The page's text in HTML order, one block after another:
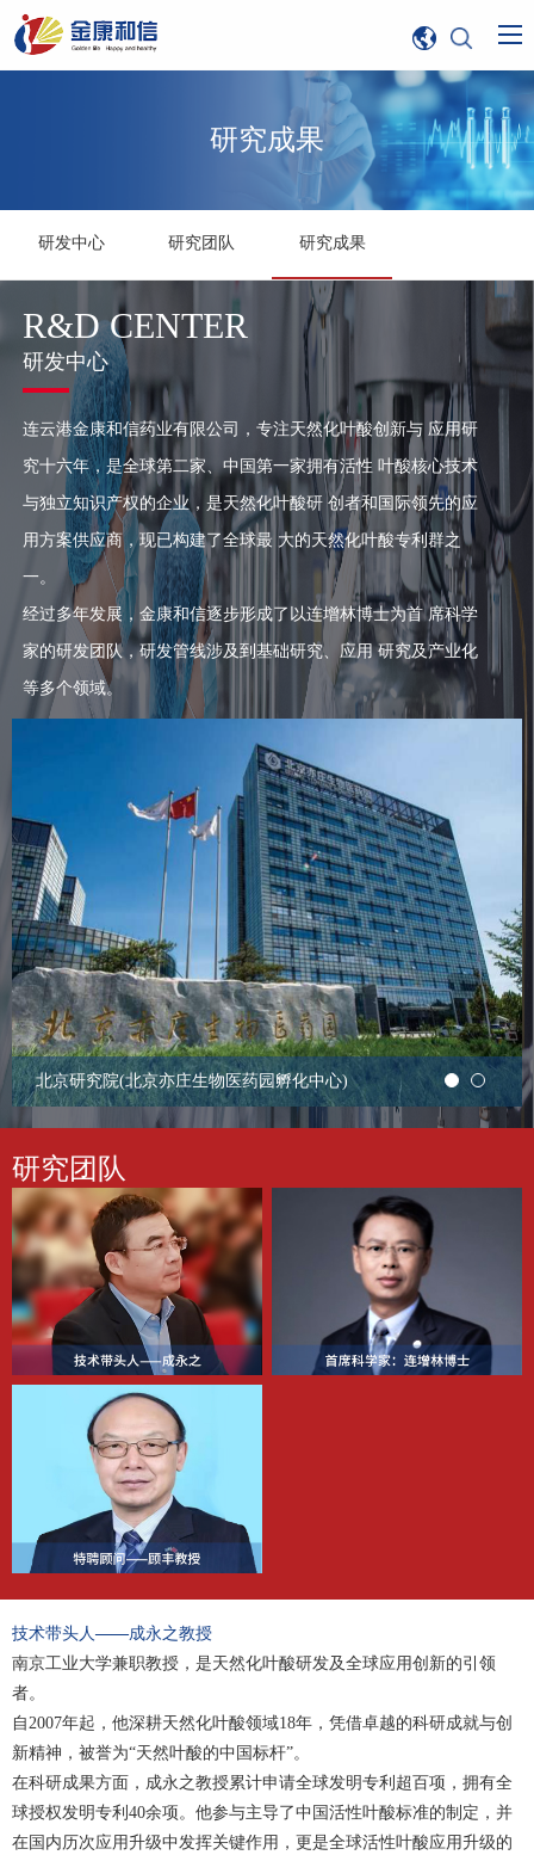
研究成果
研发中心 研究团队 研究成果
R&D CENTER
研发中心
连云港金康和信药业有限公司，专注天然化叶酸创新与 应用研
究十六年，是全球第二家、中国第一家拥有活性 叶酸核心技术
与独立知识产权的企业，是天然化叶酸研 创者和国际领先的应
用方案供应商，现已构建了全球最 大的天然化叶酸专利群之
一。
经过多年发展，金康和信逐步形成了以连增林博士为首 席科学
家的研发团队，研发管线涉及到基础研究、应用 研究及产业化
等多个领域。
北京研究院(北京亦庄生物医药园孵化中心)
研究团队
技术带头人——成永之教授
南京工业大学兼职教授，是天然化叶酸研发及全球应用创新的引领
者。
自2007年起，他深耕天然化叶酸领域18年，凭借卓越的科研成就与创
新精神，被誉为“天然叶酸的中国标杆”。
在科研成果方面，成永之教授累计申请全球发明专利超百项，拥有全
球授权发明专利40余项。他参与主导了中国活性叶酸标准的制定，并
在国内历次应用升级中发挥关键作用，更是全球活性叶酸应用升级的